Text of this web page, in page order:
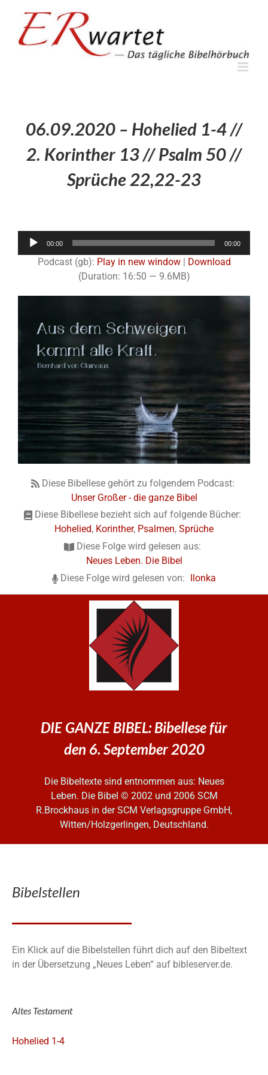
springen
06.09.2020 – Hohelied 1-4 //
2. Korinther 13 // Psalm 50 //
Sprüche 22,22-23
Audio-
00:00 00:00
Podcast (gb): Play in new window|
Download
(Duration: 16:50 — 9.6MB)
Diese Bibellese gehört zu folgendem Podcast:
Unser Großer - die ganze Bibel
Diese Bibellese bezieht sich auf folgende Bücher:
Hohelied, Korinther, Psalmen, Sprüche
Diese Folge wird gelesen aus:
Neues Leben. Die Bibel
Diese Folge wird gelesen von: Ilonka
DIE GANZE BIBEL: Bibellese für
den 6. September 2020
Die Bibeltexte sind entnommen aus: Neues
Leben. Die Bibel © 2002 und 2006 SCM
R.Brockhaus in der SCM Verlagsgruppe GmbH,
Witten/Holzgerlingen, Deutschland.
Bibelstellen
Ein Klick auf die Bibelstellen führt dich auf den Bibeltext
in der Übersetzung „Neues Leben“ auf bibleserver.de.
Altes Testament
Hohelied 1-4